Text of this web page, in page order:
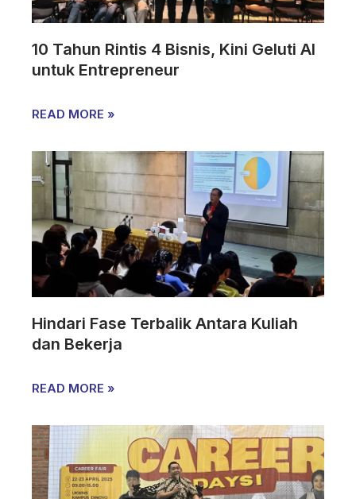
10 Tahun Rintis 4 Bisnis, Kini Geluti AI
untuk Entrepreneur
READ MORE »
Hindari Fase Terbalik Antara Kuliah
dan Bekerja
READ MORE »